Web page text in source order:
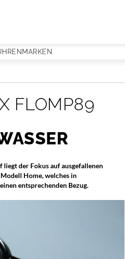
FLOMP89
der Fokus auf ausgefallenen
Home, welches in
entsprechenden Bezug.